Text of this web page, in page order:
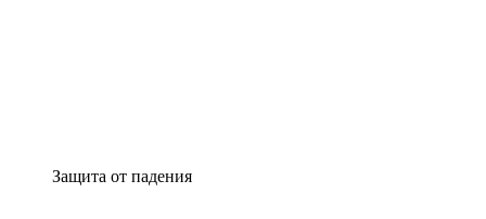
Защита от падения